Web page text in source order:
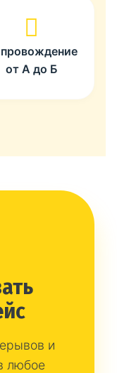
от А до Б
и
любое